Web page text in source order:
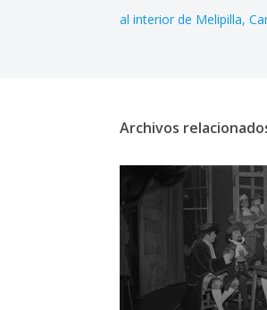
al interior de Melipilla
Archivos